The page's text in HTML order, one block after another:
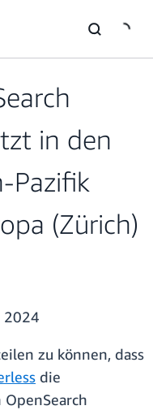
in den
Pazifik
(Zürich)
2024
zu können, dass
die